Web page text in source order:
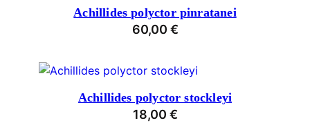
Achillides polyctor pinratanei
60,00 €
Achillides polyctor stockleyi
18,00 €